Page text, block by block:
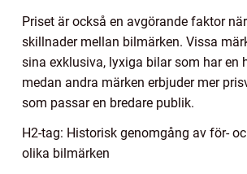
Priset är också en avgörande faktor
skillnader mellan bilmärken. Vissa
sina exklusiva, lyxiga bilar som har en
medan andra märken erbjuder mer
som passar en bredare publik.
H2-tag: Historisk genomgång av för-
olika bilmärken